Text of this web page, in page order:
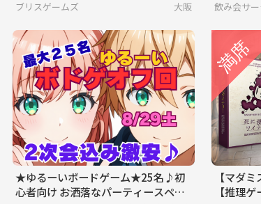
ブリスゲームズ
大阪
飲み会サ
★ゆるーいボードゲーム★25名♪初
心者向け お洒落なパーティースペー
【マダ
【推理ゲ